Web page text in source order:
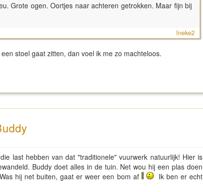
Grote ogen. Oortjes naar achteren getrokken. Maar fijn bij
Ineke2
stoel gaat zitten, dan voel ik me zo machteloos.
last hebben van dat "traditionele" vuurwerk natuurlijk! Hier is
Buddy doet alles in de tuin. Net wou hij een plas doen
hij net buiten, gaat er weer een bom af
Ik ben er echt